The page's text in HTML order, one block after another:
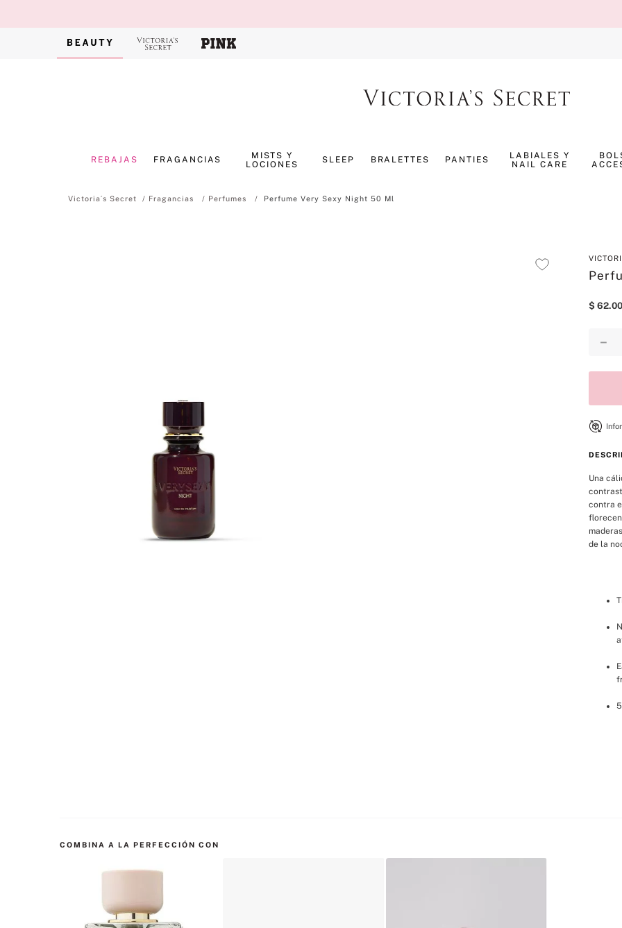
REBAJAS FRAGANCIAS
MISTS Y
LOCIONES
SLEEP BRALETTES PANTIES
LABIALES Y
NAIL CARE
Fragancias Perfumes Perfume Very Sexy Night 50 Ml
$ 62.00
－
Una
contra
de la
COMBINA A LA PERFECCIÓN CON